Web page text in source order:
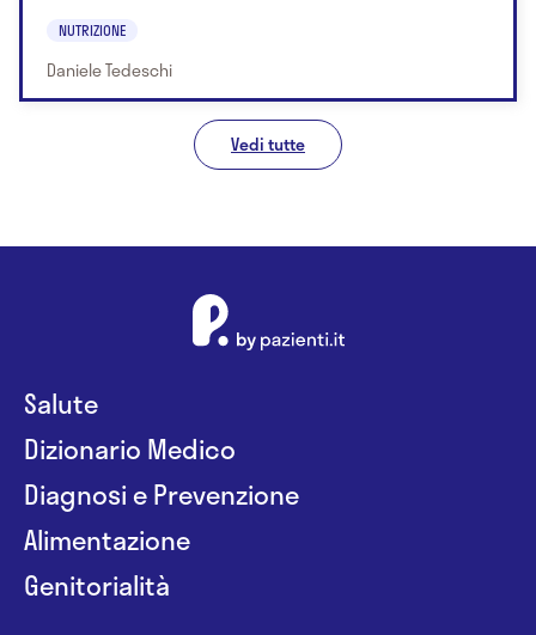
NUTRIZIONE
Daniele Tedeschi
Vedi tutte
Salute
Dizionario Medico
Diagnosi e Prevenzione
Alimentazione
Genitorialità